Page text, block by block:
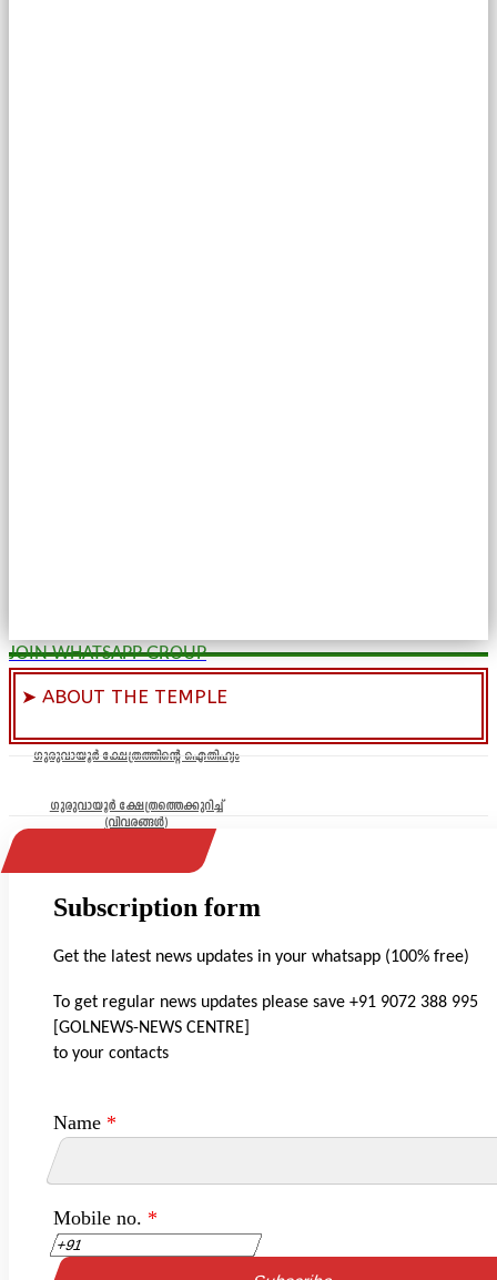
JOIN WHATSAPP GROUP
➤ ABOUT THE TEMPLE
ഗുരുവായൂർ ക്ഷേത്രത്തിന്റെ ഐതിഹ്യം
ഗുരുവായൂർ ക്ഷേത്രത്തെക്കുറിച്ച്
(വിവരങ്ങൾ)
Subscription form
Get the latest news updates in your whatsapp (100% free)
To get regular news updates please save +91 9072 388 995
[GOLNEWS-NEWS CENTRE]
to your contacts
Name *
Mobile no. *